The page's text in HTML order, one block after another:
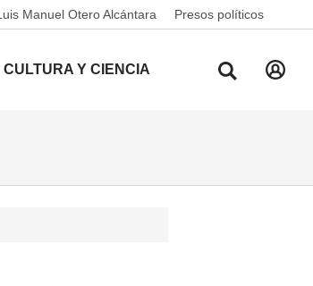
Manuel Otero Alcántara Presos políticos
CULTURA Y CIENCIA